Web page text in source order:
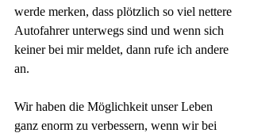
werde merken, dass plötzlich so viel nettere
Autofahrer unterwegs sind und wenn sich
keiner bei mir meldet, dann rufe ich andere
an.
Wir haben die Möglichkeit unser Leben
ganz enorm zu verbessern, wenn wir bei